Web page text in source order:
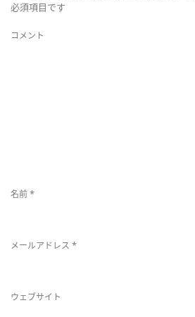
必須項目です
コメント
名前*
メールアドレス *
ウェブサイト